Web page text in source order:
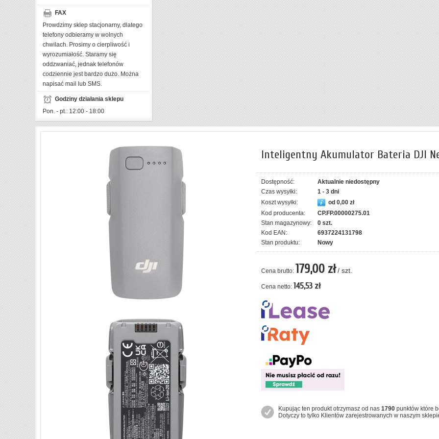
FAX
Prowdzimy sklep stacjonarny, dlatego
telefony odbieramy w wolnych
chwilach. Prosimy o cierpliwość i
wyrozumiałość. Staramy się
oddzwaniać, jednak telefonów
codziennie jest bardzo dużo. Można
napisać mail lub SMS.
Godziny działania sklepu
Pon. - pt.: 12:00 - 18:00
Inteligentny Akumulator Bateria DJI
Dostępność:
Aktualnie niedostępny
Czas wysyłki:
1 - 3 dni
Koszt wysyłki:
od 0,00 zł
Kod producenta:
CP.FP.00000275.01
Stan magazynowy:
0 szt.
Kod EAN:
6937224131798
Stan produktu:
Nowy
Cena brutto: 179,00 zł/ szt.
Cena netto: 145,53 zł
Kupując ten produkt otrzymasz od nas 1790 punktów które
Dotyczy to tylko Klientów zarejestrowanych w naszym